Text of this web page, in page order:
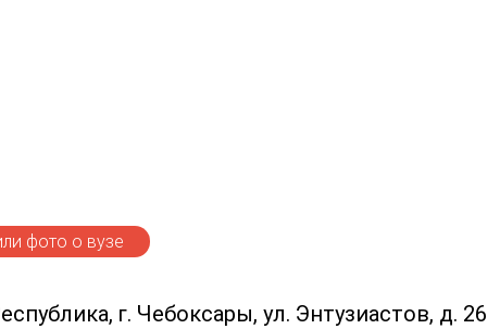
фото о вузе
г. Чебоксары, ул. Энтузиастов, д. 26